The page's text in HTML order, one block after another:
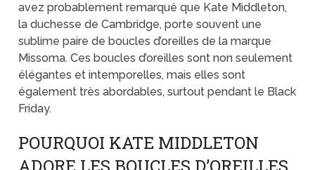
avez probablement remarqué que Kate Middleton,
la duchesse de Cambridge, porte souvent une
sublime paire de boucles d’oreilles de la marque
Missoma. Ces boucles d’oreilles sont non seulement
élégantes et intemporelles, mais elles sont
également très abordables, surtout pendant le Black
Friday.
POURQUOI KATE MIDDLETON